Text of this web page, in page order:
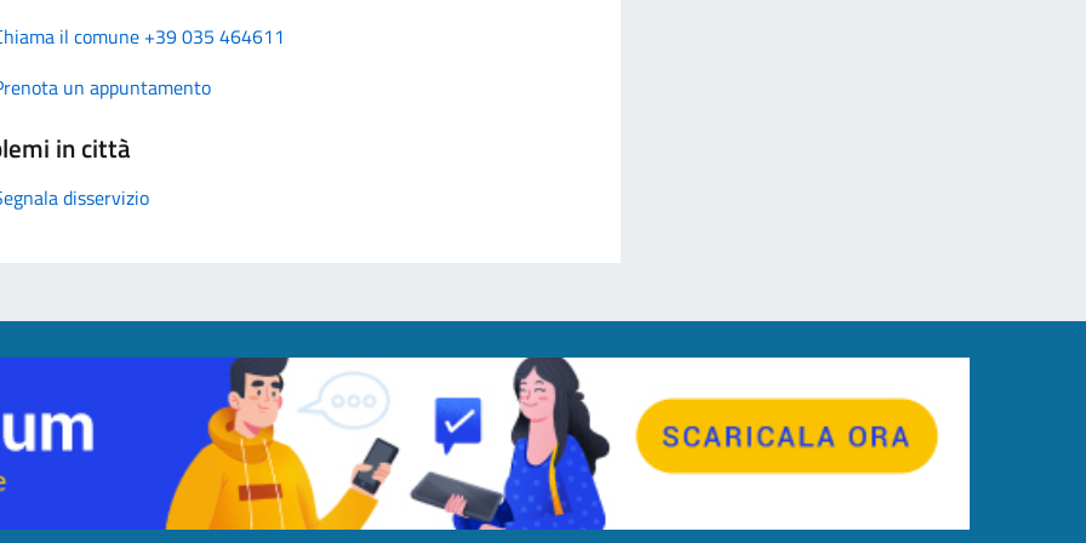
il comune +39 035 464611
un appuntamento
in città
disservizio